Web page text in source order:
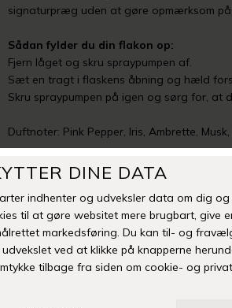
signaturpræg uden at gøre opmærksom på
Sådan fylder du din flakon op:
Fjern låget og skru spraypumpen af.
Sæt en tragt i flaskens åbning og hæld
Skru spraypumpen på igen og sørg for, at
Duftnoter: Pink Pepper, Iris, Ambrette,
- +